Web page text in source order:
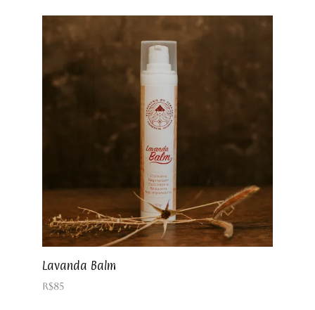
Lavanda Balm
R$85